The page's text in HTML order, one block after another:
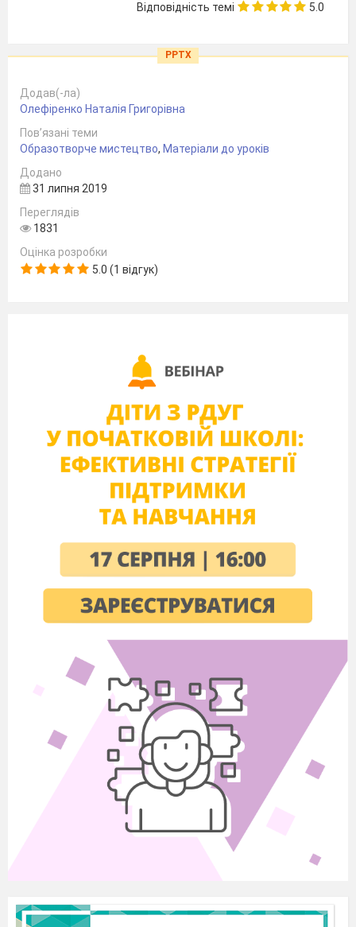
Відповідність темі 5.0
PPTX
Додав(-ла)
Олефіренко Наталія Григорівна
Пов’язані теми
Образотворче мистецтво, Матеріали до уроків
Додано
31 липня 2019
Переглядів
1831
Оцінка розробки
5.0 (1 відгук)